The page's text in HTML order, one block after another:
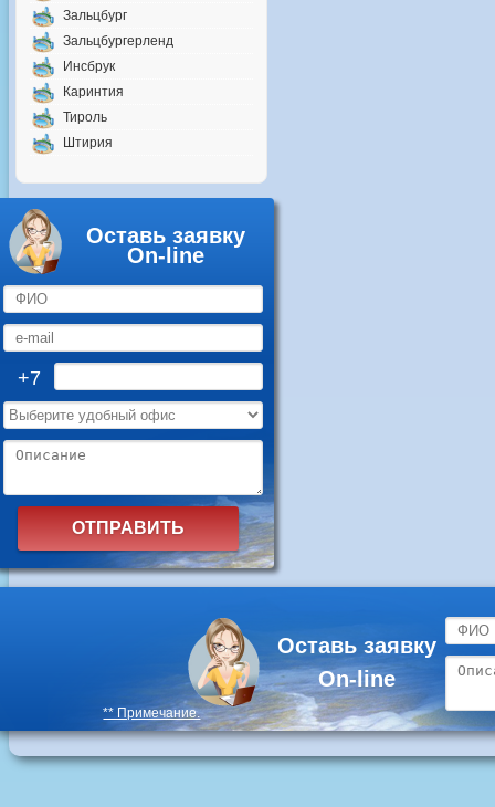
Зальцбург
Зальцбургерленд
Инсбрук
Каринтия
Тироль
Штирия
Оставь заявку
On-line
+7
** Примечание.
Оставь заявку
On-line